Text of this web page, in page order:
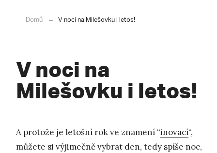
Domů V noci na Milešovku i letos!
V noci na
Milešovku i letos!
A protože je letošní rok ve znamení “inovací“,
můžete si výjimečně vybrat den, tedy spíše noc,